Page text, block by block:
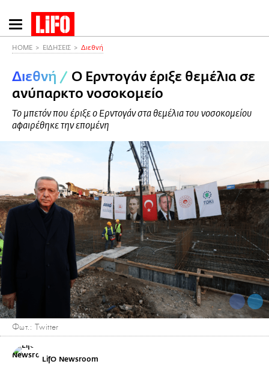
Παράκαμψη
προς
περιεχόμενο
HOME ΕΙΔΗΣΕΙΣ Διεθνή
Διεθνή / Ο Ερντογάν έριξε θεμέλια σε
ανύπαρκτο νοσοκομείο
Το μπετόν που έριξε ο Ερντογάν στα θεμέλια του νοσοκομείου
αφαιρέθηκε την επομένη
Φωτ.: Twitter
LifO Newsroom